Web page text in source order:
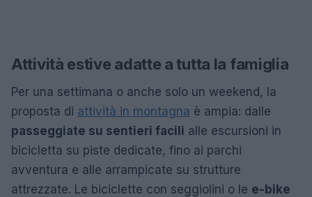
Attività estive adatte a tutta la famiglia
Per una settimana o anche solo un weekend, la
proposta di attività in montagna è ampia: dalle
passeggiate su sentieri facili alle escursioni in
bicicletta su piste dedicate, fino ai parchi
avventura e alle arrampicate su strutture
attrezzate. Le biciclette con seggiolini o le e-bike